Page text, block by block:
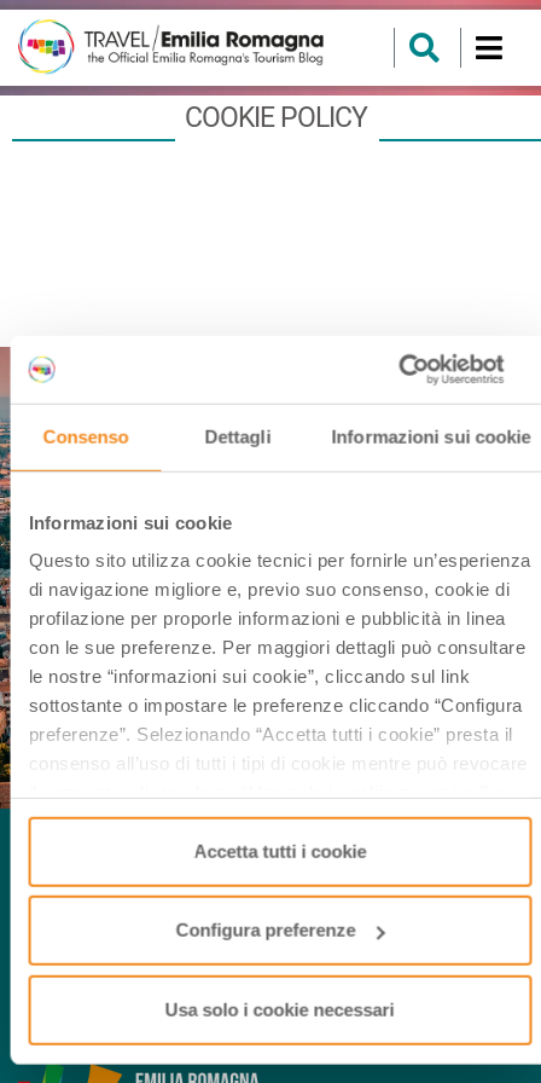
Consenso Dettagli Informazioni sui cookie
Informazioni sui cookie
Questo sito utilizza cookie tecnici per fornirle un’esperienza
di navigazione migliore e, previo suo consenso, cookie di
profilazione per proporle informazioni e pubblicità in linea
con le sue preferenze. Per maggiori dettagli può consultare
le nostre “informazioni sui cookie”, cliccando sul link
sottostante o impostare le preferenze cliccando “Configura
preferenze”. Selezionando “Accetta tutti i cookie” presta il
consenso all’uso di tutti i tipi di cookie mentre può revocare
saranno attivati i soli cookie tecnici necessari al corretto
funzionamento del sito.Accetta tutti i cookie
Configura preferenze
Usa solo i cookie necessari
COOKIE POLICY
Discover the events in Emilia-
Romagna!
GO TO EMILIAROMAGNATURISMO.IT/EN
For information, contact us:inemiliaromagna@aptservizi.com